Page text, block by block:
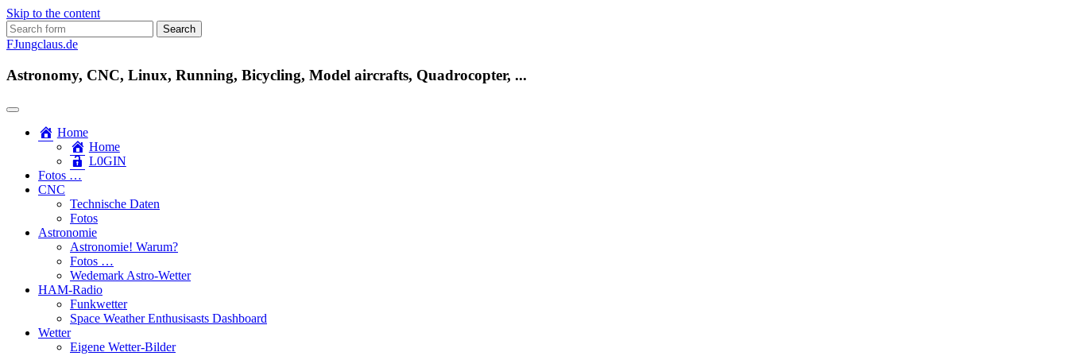
Skip to the content
Search
for:
FJungclaus.de
Astronomy, CNC, Linux, Running, Bicycling, Model aircrafts, Quadrocopter, ...
Home
Home
L​0​​GIN
Fotos …
CNC
Technische Daten
Fotos
Astronomie
Astronomie! Warum?
Fotos …
Wedemark Astro-Wetter
HAM-Radio
Funkwetter
Space Weather Enthusisasts Dashboard
Wetter
Eigene Wetter-Bilder